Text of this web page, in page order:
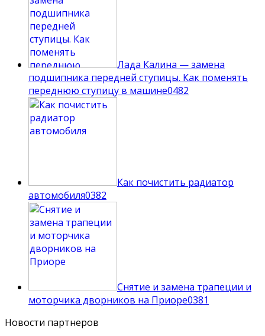
Лада Калина — замена
подшипника передней ступицы. Как поменять
переднюю ступицу в машине0482
Как почистить радиатор
автомобиля0382
Снятие и замена трапеции и
моторчика дворников на Приоре0381
Новости партнеров